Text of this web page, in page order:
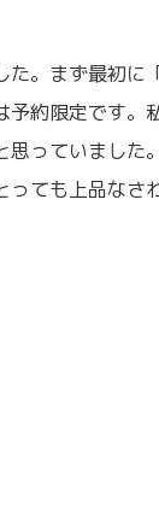
た。まず最初に
約限定です。
思っていました
っても上品なさ